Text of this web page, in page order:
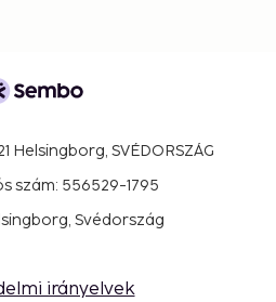
Helsingborg, SVÉDORSZÁG
szám: 556529-1795
Svédország
irányelvek